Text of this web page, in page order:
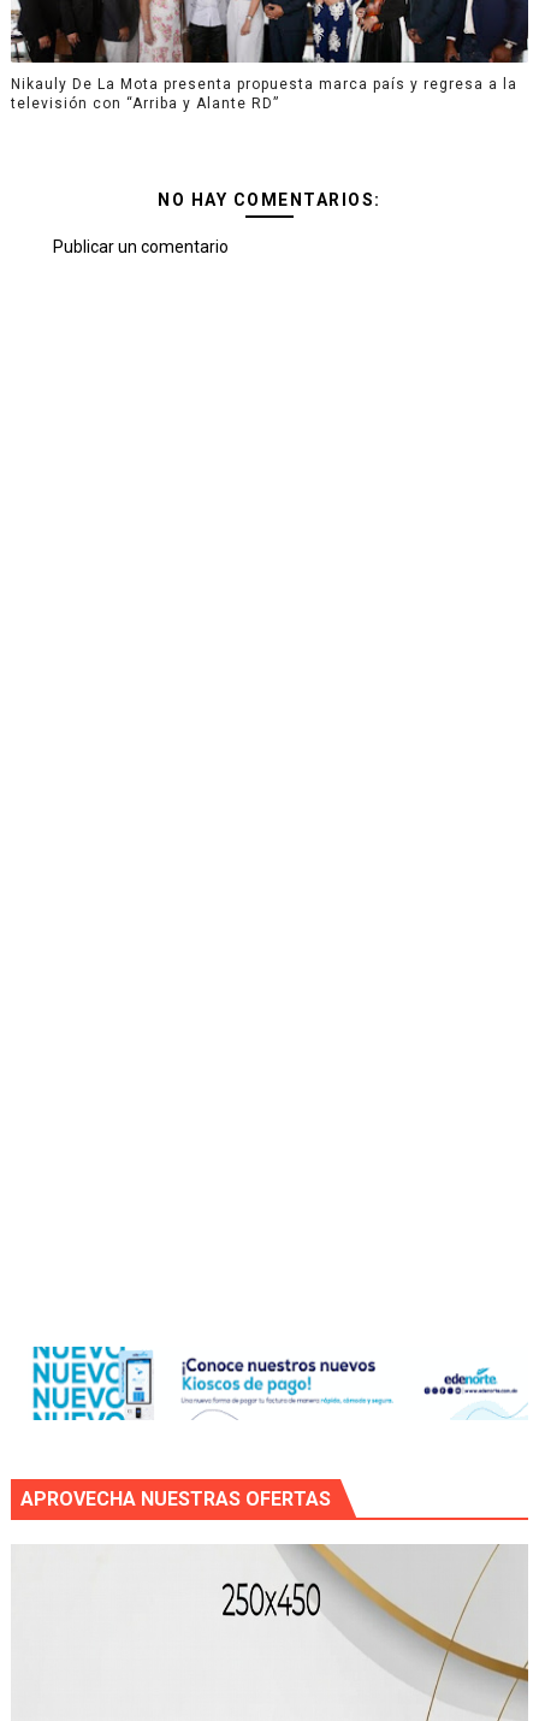
Nikauly De La Mota presenta propuesta marca país y regresa a la
televisión con “Arriba y Alante RD”
NO HAY COMENTARIOS:
Publicar un comentario
APROVECHA NUESTRAS OFERTAS